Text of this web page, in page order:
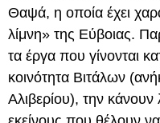
Θαψά, η οποία έχει
λίμνη» της Εύβοιας.
τα έργα που γίνονται
κοινότητα Βιτάλων
Αλιβερίου), την